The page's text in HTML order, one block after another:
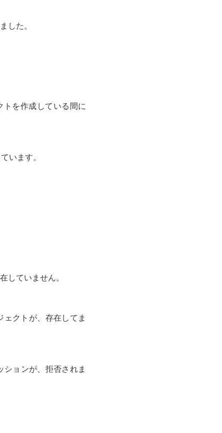
した。
を作成している間に
います。
していません。
クトが、存在してま
ョンが、拒否されま